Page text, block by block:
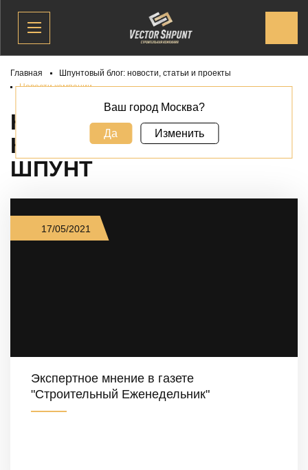
Главная
Шпунтовый блог: новости, статьи и проекты
Новости компании
НОВОСТИ ШПУНТОВОЙ
КОМПАНИИ ВЕКТОР
ШПУНТ
17/05/2021
Экспертное мнение в газете
"Строительный Еженедельник"
Ваш город Москва?
Да Изменить